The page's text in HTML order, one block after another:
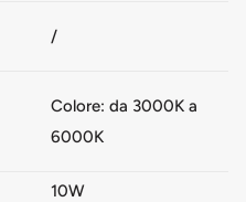
/
Colore: da 3000K a
6000K
10W